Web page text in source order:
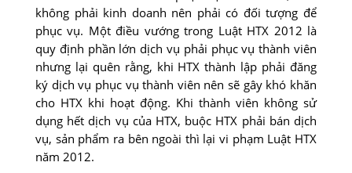
không phải kinh doanh nên phải có đối tượng để
phục vụ. Một điều vướng trong Luật HTX 2012 là
quy định phần lớn dịch vụ phải phục vụ thành viên
nhưng lại quên rằng, khi HTX thành lập phải đăng
ký dịch vụ phục vụ thành viên nên sẽ gây khó khăn
cho HTX khi hoạt động. Khi thành viên không sử
dụng hết dịch vụ của HTX, buộc HTX phải bán dịch
vụ, sản phẩm ra bên ngoài thì lại vi phạm Luật HTX
năm 2012.